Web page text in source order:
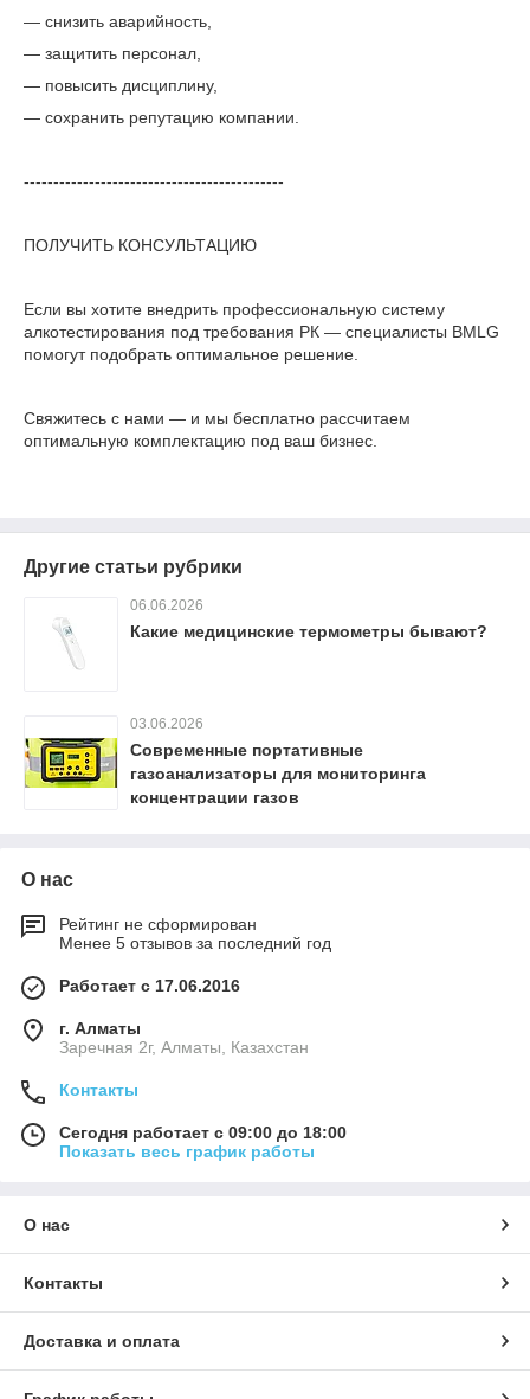
— снизить аварийность,
— защитить персонал,
— повысить дисциплину,
— сохранить репутацию компании.
--------------------------------------------
ПОЛУЧИТЬ КОНСУЛЬТАЦИЮ
Если вы хотите внедрить профессиональную систему
алкотестирования под требования РК — специалисты BMLG
помогут подобрать оптимальное решение.
Свяжитесь с нами — и мы бесплатно рассчитаем
оптимальную комплектацию под ваш бизнес.
Другие статьи рубрики
06.06.2026
Какие медицинские термометры бывают?
03.06.2026
Современные портативные
газоанализаторы для мониторинга
концентрации газов
О нас
Рейтинг не сформирован
Менее 5 отзывов за последний год
Работает с 17.06.2016
г. Алматы
Заречная 2г, Алматы, Казахстан
Контакты
Сегодня работает с 09:00 до 18:00
Показать весь график работы
О нас
Контакты
Доставка и оплата